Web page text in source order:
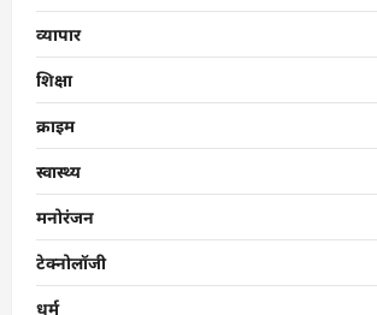
व्यापार
शिक्षा
क्राइम
स्वास्थ्य
मनोरंजन
टेक्नोलॉजी
धर्म